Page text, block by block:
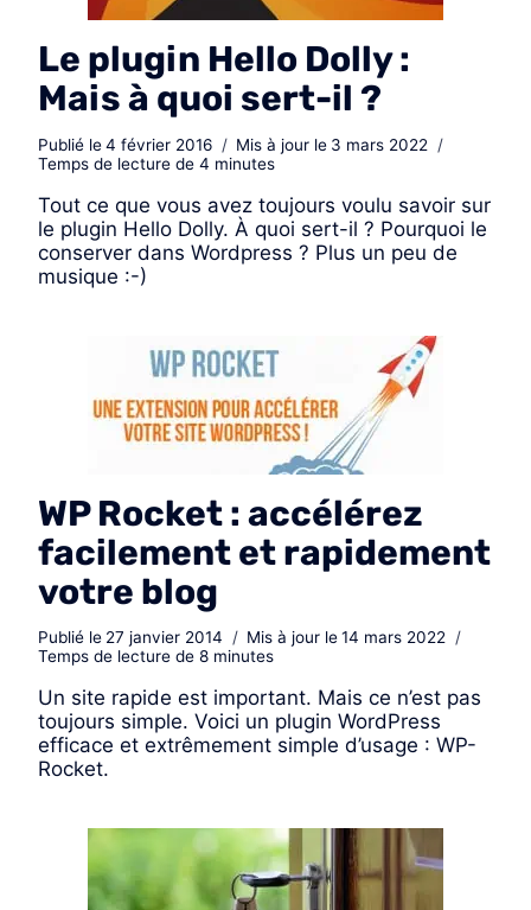
Le plugin Hello Dolly :
Mais à quoi sert-il ?
Publié le4 février 2016 Mis à jour le 3 mars 2022
Temps de lecture de 4 minutes
Tout ce que vous avez toujours voulu savoir sur
le plugin Hello Dolly. À quoi sert-il ? Pourquoi le
conserver dans Wordpress ? Plus un peu de
musique :-)
WP Rocket : accélérez
facilement et rapidement
votre blog
Publié le 27 janvier 2014 Mis à jour le 14 mars 2022
Temps de lecture de 8 minutes
Un site rapide est important. Mais ce n’est pas
toujours simple. Voici un plugin WordPress
efficace et extrêmement simple d’usage : WP-
Rocket.